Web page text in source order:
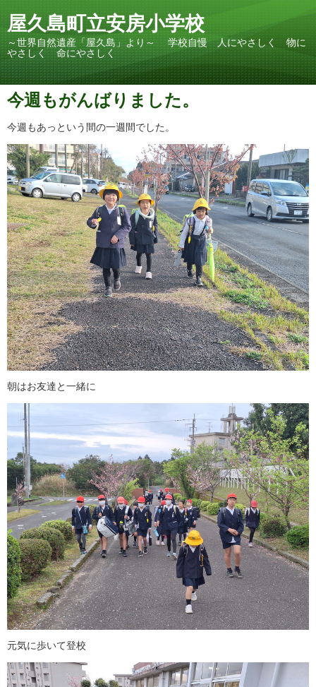
屋久島町立安房小学校
～世界自然遺産「屋久島」より～ 学校自慢 人にやさしく 物に
やさしく 命にやさしく
今週もがんばりました。
今週もあっという間の一週間でした。
朝はお友達と一緒に
元気に歩いて登校